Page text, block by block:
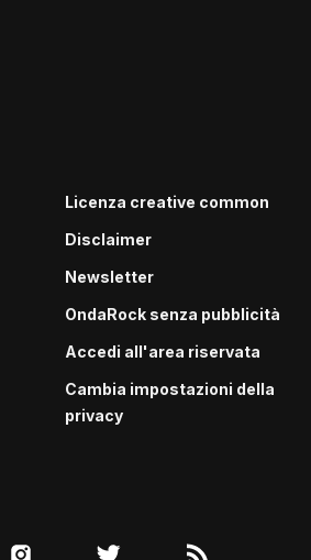
Licenza creative common
Disclaimer
Newsletter
OndaRock senza pubblicità
Accedi all'area riservata
Cambia impostazioni della
privacy